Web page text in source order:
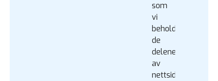
som
vi
beholder
de
delene
av
nettside